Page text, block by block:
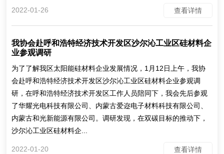
2022-01-26 查看详情
我协会赴呼和浩特经济技术开发区沙尔沁工业区硅材料企
业参观调研
为了了解我区太阳能硅材料企业发展情况，1月12日上午，我协
会赴呼和浩特经济技术开发区沙尔沁工业区硅材料企业参观调
研，在呼和浩特经济技术开发区工作人员陪同下，我会先后参观
了华耀光电科技有限公司、内蒙古爱迩电子材料科技有限公司、
内蒙古和光新能源有限公司。调研发现，在双碳目标的推动下，
沙尔沁工业区硅材料企...
2022-01-20 查看详情